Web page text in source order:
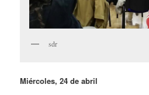
sdr
Miércoles, 24 de abril